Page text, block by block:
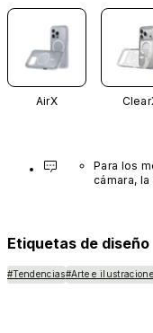
AirX
Para los
cámara,
Etiquetas de diseño
#Tendencias#Arte e